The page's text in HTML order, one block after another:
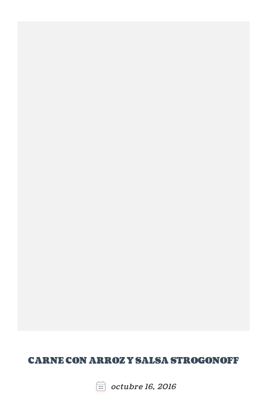
CARNE CON ARROZ Y SALSA STROGONOFF
octubre 16, 2016